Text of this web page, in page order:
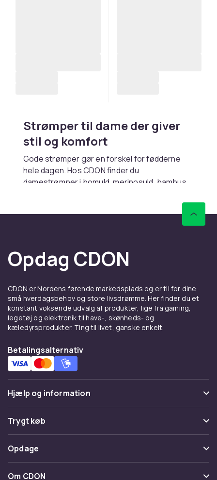
Strømper til dame der giver
stil og komfort
Gode strømper gør en forskel for fødderne
hele dagen. Hos CDON finder du
damestrømper i bomuld, merinosuld, bambus
Forskellige typer
Knæstrømper giver varme. No-show er
usynlige i lave sko. Sportsstrømper optimerer
Materialer
Bomuld er blødt. Merinosuld giver naturlig
varme. Bambus er ekstra blødt.
Supplér med
Supplér med strømpebukser
Køb på CDON
Udforsklingeriogdametøj. Trygt køb.
Opdag CDON
CDON er Nordens førende markedsplads og er til for dine
små hverdagsbehov og store livsdrømme. Her finder du et
konstant voksende udvalg af produkter, lige fra gaming,
legetøj og elektronik til have-, skønheds- og
kæledyrsprodukter. Ting til livet, ganske enkelt.
Betalingsalternativ
Hjælp og information
Ofte stillede spørgsmål
Spor pakke
Fortryd & returner her
Kontakt os
Trygt køb
Betaling
Levering
Opdage
Kategorier
Om CDON